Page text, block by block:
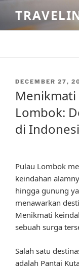
content
POSTED
DECEMBER 27,
Menikmati
Lombok:
di
Pulau Lombok
keindahan
hingga gunung
menawarkan
Menikmati
sebuah surga
Salah satu
adalah Pantai